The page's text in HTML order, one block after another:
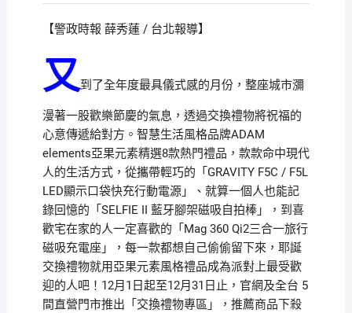
【警政時報 薛秀蓮 / 台北報導】
又到了全年度最具儀式感的月份，整座城市瀰
漫著一股歡樂節慶的氣息，透過交換禮物將祝福的
心意傳遞給對方。智慧生活風格品牌ADAM
elements亞果元素精選8款熱門禮品，款款命中現代
人的生活方式，從攜帶輕巧的「GRAVITY F5C / F5L
LED顯示口袋快充行動電源」、就算一個人也能記
錄回憶的「SELFIE II 藍牙腳架磁吸自拍棒」，到喜
歡宅在家的人一定喜歡的「Mag 360 Qi2三合一旅行
磁吸充電座」，每一款都想自己偷偷留下來，耶誕
交換禮物就用亞果元素風格禮品成為派對上最受歡
迎的人吧！12月1日起至12月31日止，官網及全台 5
間直營門市推出「交換禮物專區」，推薦商品下殺